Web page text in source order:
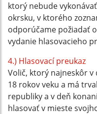
ktorý nebude
okrsku, v ktorého
odporúčame požiadať
vydanie hlasovacieho
4.) Hlasovací preukaz
Volič, ktorý najneskôr
18 rokov veku a má
republiky a v deň
hlasovať v mieste